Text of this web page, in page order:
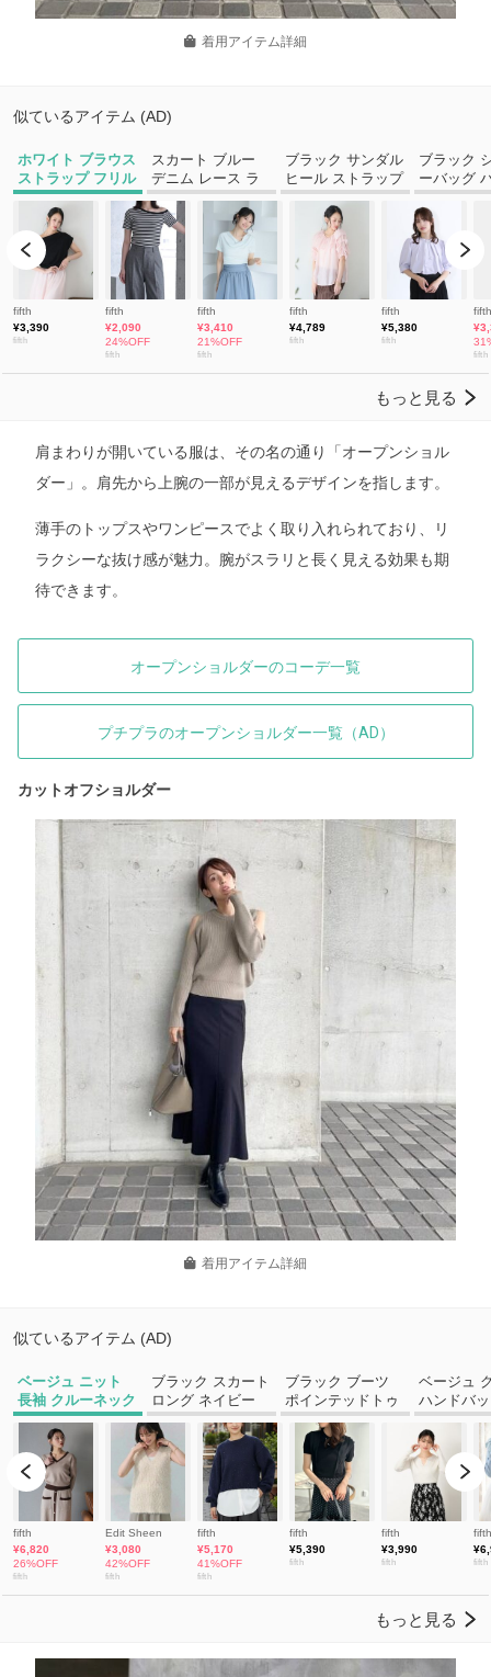
着用アイテム詳細
肩まわりが開いている服は、その名の通り「オープンショル
ダー」。肩先から上腕の一部が見えるデザインを指します。
薄手のトップスやワンピースでよく取り入れられており、リ
ラクシーな抜け感が魅力。腕がスラリと長く見える効果も期
待できます。
オープンショルダーのコーデ一覧
プチプラのオープンショルダー一覧（AD）
カットオフショルダー
着用アイテム詳細